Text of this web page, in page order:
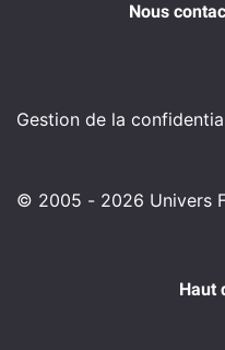
Nous
Gestion de la
© 2005 - 2026 Univers
Haut